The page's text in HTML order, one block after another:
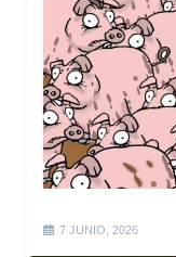
7 JUNIO, 2026